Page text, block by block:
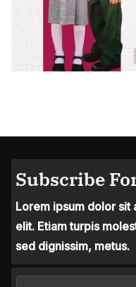
Subscribe
Lorem ipsum dolor
elit. Etiam turpis
sed dignissim, metus.